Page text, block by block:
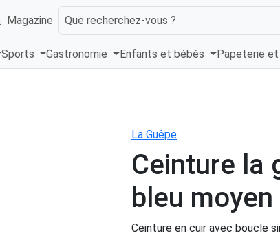
Magazine Que recherchez-vous ?
Sports Gastronomie Enfants et bébés Papeterie et
La Guêpe
Ceinture la
bleu
Ceinture en cuir avec boucle